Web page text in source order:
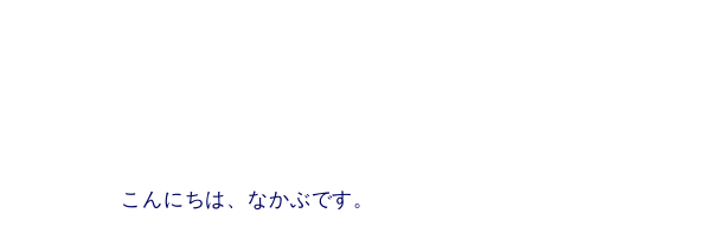
こんにちは、なかぶです。